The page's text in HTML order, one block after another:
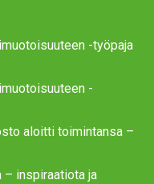
-työpaja
-
aloitti toimintansa –
– inspiraatiota ja